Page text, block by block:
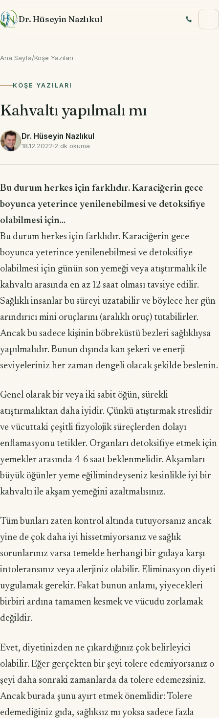
Dr. Hüseyin Nazlıkul
Ana Sayfa/Köşe Yazıları
KÖŞE YAZILARI
Kahvaltı yapılmalı mı
Dr. Hüseyin Nazlıkul
18.12.2022 2 dk okuma
Bu durum herkes için farklıdır. Karaciğerin gece
boyunca yeterince ye­nilenebilmesi ve detoksifiye
olabilmesi için...
Bu durum herkes için farklıdır. Karaciğerin gece
boyunca yeterince ye­nilenebilmesi ve detoksifiye
olabilmesi için günün son yemeği veya atıştırmalık ile
kahvaltı arasında en az 12 saat olması tavsiye edilir.
Sağlıklı insanlar bu süreyi uzatabilir ve böylece her gün
arındırıcı mini oruçlarını (aralıklı oruç) tutabilirler.
Ancak bu sadece kişinin böbreküstü bezleri sağlıklıysa
yapılmalıdır. Bunun dı­şında kan şekeri ve enerji
seviyeleriniz her zaman dengeli olacak şekilde beslenin.
Genel olarak bir veya iki sabit öğün, sürekli
atıştırmalıktan daha iyidir. Çünkü atıştırmak streslidir
ve vücuttaki çeşitli fizyolojik süreçlerden dolayı
enflamasyo­nu tetikler. Organları detoksifiye etmek için
yemekler arasında 4-6 saat beklenme­lidir. Akşamları
büyük öğünler yeme eğilimindeyseniz kesinlikle iyi bir
kahvaltı ile akşam yemeğini azaltmalısınız.
Tüm bunları zaten kontrol altında tutuyorsanız ancak
yine de çok daha iyi his­setmiyorsanız ve sağlık
sorunlarınız varsa temelde herhangi bir gıdaya karşı
intole­ransınız veya alerjiniz olabilir. Eliminasyon diyeti
uygulamak gerekir. Fakat bunun anlamı, yiyecekleri
birbiri ardına tamamen kesmek ve vücudu zorlamak
değildir.
Evet, diyetinizden ne çıkardığınız çok belirleyici
olabilir. Eğer gerçekten bir şeyi tolere edemiyorsanız o
şeyi daha sonraki zamanlarda da tolere edemezsiniz.
Ancak burada şunu ayırt etmek önemlidir: Tolere
edemediğiniz gıda, sağlıksız mı yoksa sadece fazla